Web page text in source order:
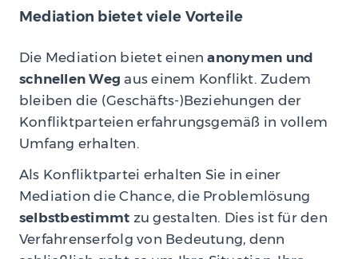
Mediation bietet viele Vorteile
Die Mediation bietet einenanonymen und
schnellen Weg aus einem Konflikt. Zudem
bleiben die (Geschäfts-)Beziehungen der
Konfliktparteien erfahrungsgemäß in vollem
Umfang erhalten.
Als Konfliktpartei erhalten Sie in einer
Mediation die Chance, die Problemlösung
selbstbestimmt zu gestalten. Dies ist für den
Verfahrenserfolg von Bedeutung, denn